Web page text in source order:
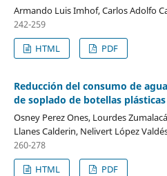
Armando Luis Imhof, Carlos Adolfo
242-259
HTML
PDF
Reducción del consumo de
de soplado de botellas
Osney Perez Ones, Lourdes
Llanes Calderin, Nelivert López
260-278
HTML
PDF